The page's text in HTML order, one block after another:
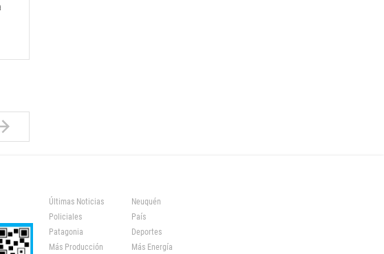
Últimas Noticias
Neuquén
Policiales
País
Patagonia
Deportes
Más Producción
Más Energía